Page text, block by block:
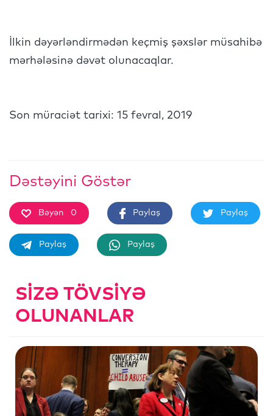
İlkin dəyərləndirmədən keçmiş şəxslər müsahibə
mərhələsinə dəvət olunacaqlar.
Son müraciət tarixi: 15 fevral, 2019
Dəstəyini Göstər
Bəyən 0 Paylaş Paylaş
Paylaş Paylaş
SIZƏ TÖVSIYƏ
OLUNANLAR